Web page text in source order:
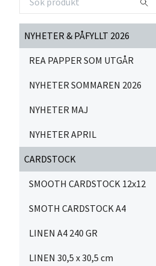
NYHETER & PÅFYLLT 2026
REA PAPPER SOM UTGÅR
NYHETER SOMMAREN 2026
NYHETER MAJ
NYHETER APRIL
CARDSTOCK
SMOOTH CARDSTOCK 12x12
SMOTH CARDSTOCK A4
LINEN A4 240 GR
LINEN 30,5 x 30,5 cm